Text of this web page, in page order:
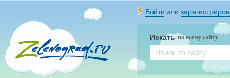
Войти или
Искать по всему сайту